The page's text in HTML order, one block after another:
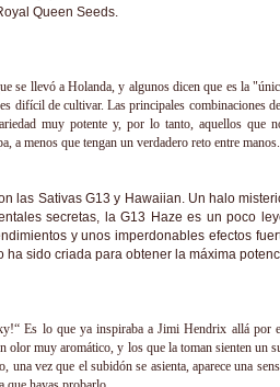
Queen Seeds.
se llevó a Holanda, y algunos dicen que es la
difícil de cultivar. Las principales combinaciones
muy potente y, por lo tanto, aquellos que
a menos que tengan un verdadero reto entre
las Sativas G13 y Hawaiian. Un halo
secretas, la G13 Haze es un poco
y unos imperdonables efectos
ha sido criada para obtener la máxima
Es lo que ya inspiraba a Jimi Hendrix allá por
olor muy aromático, y los que la toman sienten un
una vez que el subidón se asienta, aparece una